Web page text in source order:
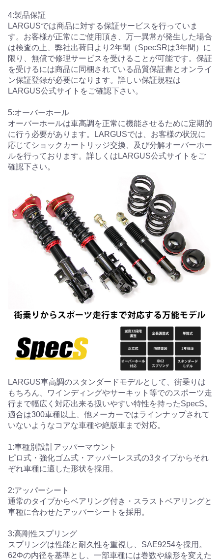
4:製品保証
LARGUSでは商品に対する保証サービスを行っていま
す。お客様が正常にご使用頂き、万一異常が発生した場合
は検査の上、弊社出荷日より2年間（SpecSRは3年間）に
限り、無償で修理サービスを受けることが可能です。保証
を受けるには商品に同梱されている品質保証書とオンライ
ン保証登録が必要になります。詳しい保証規程は
LARGUS公式サイトをご確認下さい。
5:オーバーホール
オーバーホールは車高調を正常に機能させるために定期的
に行う必要があります。LARGUSでは、お客様の状況に
応じてショックカートリッジ交換、及び分解オーバーホー
ルを行っております。詳しくはLARGUS公式サイトをご
確認下さい。
LARGUS車高調のスタンダードモデルとして、街乗りは
もちろん、ワインディングやサーキット等でのスポーツ走
行まで幅広く対応出来る扱いやすい特性を持ったSpecS。
適合は300車種以上、他メーカーではラインナップされて
いないようなコアな車種や絶版車まで対応。
1:車種別設計アッパーマウント
ピロ式・強化ゴム式・アッパーレス式の3タイプからそれ
ぞれ車種に適した形状を採用。
2:アッパーシート
通常のタイプからベアリング付き・スラストベアリングと
車種に合わせたアッパーシートを採用。
3:高剛性スプリング
スプリングは性能と耐久性を重視し、SAE9254を採用。
62Φの内径を基準とし、一部車種には巻数や線形を変えた